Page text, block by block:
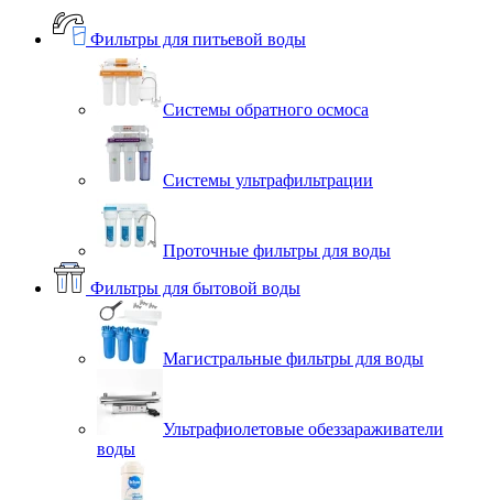
Фильтры для питьевой воды
Системы обратного осмоса
Системы ультрафильтрации
Проточные фильтры для воды
Фильтры для бытовой воды
Магистральные фильтры для воды
Ультрафиолетовые обеззараживатели
воды